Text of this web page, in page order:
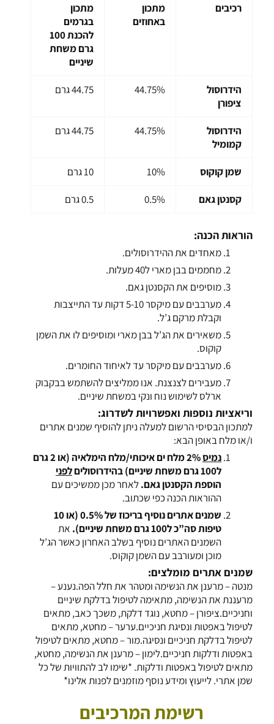
רכיבים
מתכון
באחוזים
מתכון
בגרמים
להכנת 100
גרם משחת
שיניים
הידרוסול
ציפורן
44.75% 44.75 גרם
הידרוסול
קמומיל
44.75% 44.75 גרם
שמן קוקוס 10% 10 גרם
קסנטן גאם 0.5% 0.5 גרם
הוראות הכנה:
מאחדים את ההידרוסולים.
מחממים בבן מארי ל40 מעלות.
מוסיפים את הקסנטן גאם.
מערבבים עם מיקסר 5-10 דקות עד התייצבות
וקבלת מרקם ג’ל.
משאירים את הג’ל בבן מארי ומוסיפים לו את השמן
קוקוס.
מערבבים עם מיקסר עד לאיחוד החומרים.
מעבירים לצנצנת. אנו ממליצים להשתמש בבקבוק
ארלס לשימוש נוח ונקי במשחת שיניים.
וריאציות נוספות ואפשרויות לשדרוג:
למתכון הבסיסי הרשום למעלה ניתן להוסיף שמנים אתרים
ו/או מלח באופן הבא:
נמיס
2% מלח ים איכותי/מלח הימלאיה (או 2 גרם
ל100 גרם משחת שיניים) בהידרוסולים
לפני
הוספת הקסנטן גאם.לאחר מכן ממשיכים עם
ההוראות הכנה כפי שכתוב.
שמנים אתרים נוסיף בריכוז של 0.5% (או 10
טיפות סה”כ ל100 גרם משחת שיניים).
את
השמנים האתרים נוסיף בשלב האחרון כאשר הג’ל
מוכן ומעורבב עם השמן קוקוס.
שמנים אתרים מומלצים:
מנטה– מרענן את הנשימה ומטהר את חלל הפה.נענע–
מרעננת את הנשימה, מתאימה לטיפול בדלקת שיניים
וחניכיים.ציפורן– מחטא, נוגד דלקת, משכך כאב, מתאים
לטיפול באפטות ונסיגת חניכיים.ערער– מחטא, מתאים
לטיפול בדלקת חניכיים ונסיגה.מור– מחטא, מתאים לטיפול
באפטות ודלקות חניכיים.לימון– מרענן את הנשימה, מחטא,
מתאים לטיפול באפטות ודלקות. *שימו לב להתוויות של כל
שמן אתרי. לייעוץ ומידע נוסף מוזמנים לפנות אלינו*
רשימת המרכיבים